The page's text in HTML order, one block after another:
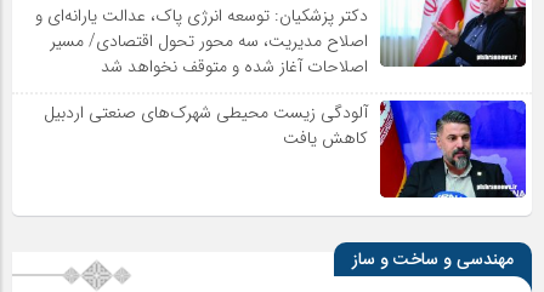
دکتر پزشکیان: توسعه انرژی پاک، عدالت یارانه‌ای و
اصلاح مدیریت، سه محور تحول اقتصادی/ مسیر
اصلاحات آغاز شده و متوقف نخواهد شد
آلودگی زیست محیطی شهرک‌های صنعتی اردبیل
کاهش یافت
مهندسی و ساخت و ساز